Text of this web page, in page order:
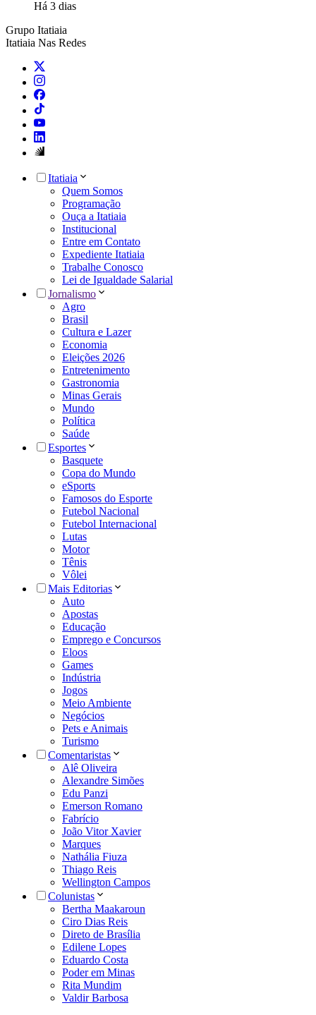
Há 3 dias
Grupo Itatiaia
Itatiaia Nas Redes
Itatiaia
Quem Somos
Programação
Ouça a Itatiaia
Institucional
Entre em Contato
Expediente Itatiaia
Trabalhe Conosco
Lei de Igualdade Salarial
Jornalismo
Agro
Brasil
Cultura e Lazer
Economia
Eleições 2026
Entretenimento
Gastronomia
Minas Gerais
Mundo
Política
Saúde
Esportes
Basquete
Copa do Mundo
eSports
Famosos do Esporte
Futebol Nacional
Futebol Internacional
Lutas
Motor
Tênis
Vôlei
Mais Editorias
Auto
Apostas
Educação
Emprego e Concursos
Eloos
Games
Indústria
Jogos
Meio Ambiente
Negócios
Pets e Animais
Turismo
Comentaristas
Alê Oliveira
Alexandre Simões
Edu Panzi
Emerson Romano
Fabrício
João Vitor Xavier
Marques
Nathália Fiuza
Thiago Reis
Wellington Campos
Colunistas
Bertha Maakaroun
Ciro Dias Reis
Direto de Brasília
Edilene Lopes
Eduardo Costa
Poder em Minas
Rita Mundim
Valdir Barbosa